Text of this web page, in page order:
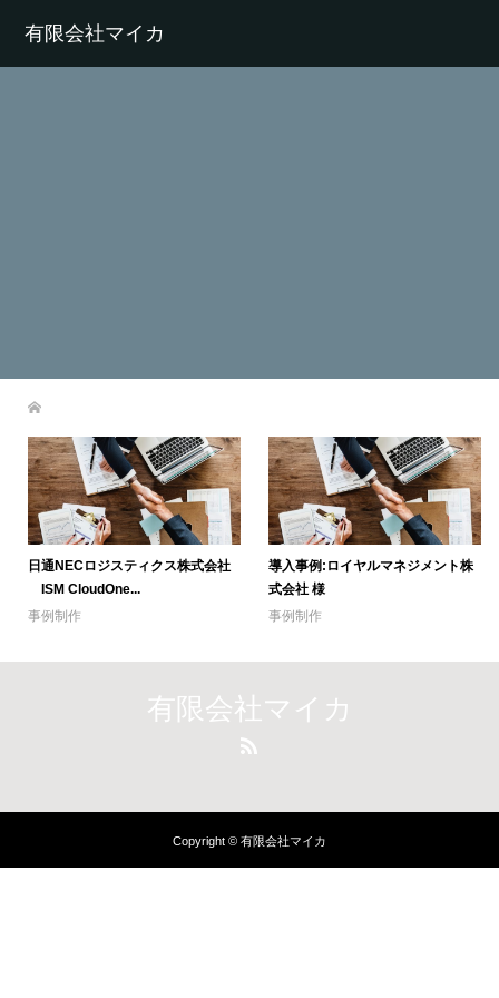
有限会社マイカ
日通NECロジスティクス株式会社
ISM CloudOne...
事例制作
導入事例:ロイヤルマネジメント株
式会社 様
事例制作
有限会社マイカ
Copyright © 有限会社マイカ